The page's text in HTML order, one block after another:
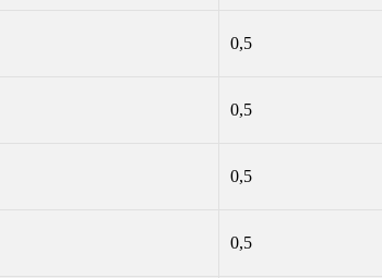
0,5
0,5
0,5
0,5